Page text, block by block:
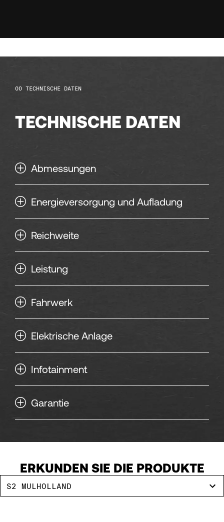
136
137
138
139
140
141
142
143
144
145
146
147
148
149
150
151
TECHNISCHE DATEN
TECHNISCHE DATEN
Abmessungen
Energieversorgung und Aufladung
Reichweite
Leistung
Fahrwerk
Elektrische Anlage
Infotainment
Garantie
ERKUNDEN SIE DIE PRODUKTE
S2 MULHOLLAND